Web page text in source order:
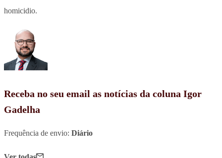
homicidio.
Receba no seu email as notícias da coluna Igor
Gadelha
Frequência de envio: Diário